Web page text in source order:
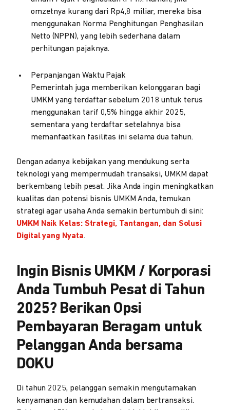
omzetnya kurang dari Rp4,8 miliar, mereka bisa
menggunakan Norma Penghitungan Penghasilan
Netto (NPPN), yang lebih sederhana dalam
perhitungan pajaknya.
Perpanjangan Waktu Pajak
Pemerintah juga memberikan kelonggaran bagi
UMKM yang terdaftar sebelum 2018 untuk terus
menggunakan tarif 0,5% hingga akhir 2025,
sementara yang terdaftar setelahnya bisa
memanfaatkan fasilitas ini selama dua tahun.
Dengan adanya kebijakan yang mendukung serta
teknologi yang mempermudah transaksi, UMKM dapat
berkembang lebih pesat. Jika Anda ingin meningkatkan
kualitas dan potensi bisnis UMKM Anda, temukan
strategi agar usaha Anda semakin bertumbuh di sini:
UMKM Naik Kelas: Strategi, Tantangan, dan Solusi
Digital yang Nyata.
Ingin Bisnis UMKM / Korporasi
Anda Tumbuh Pesat di Tahun
2025? Berikan Opsi
Pembayaran Beragam untuk
Pelanggan Anda bersama
DOKU
Di tahun 2025, pelanggan semakin mengutamakan
kenyamanan dan kemudahan dalam bertransaksi.